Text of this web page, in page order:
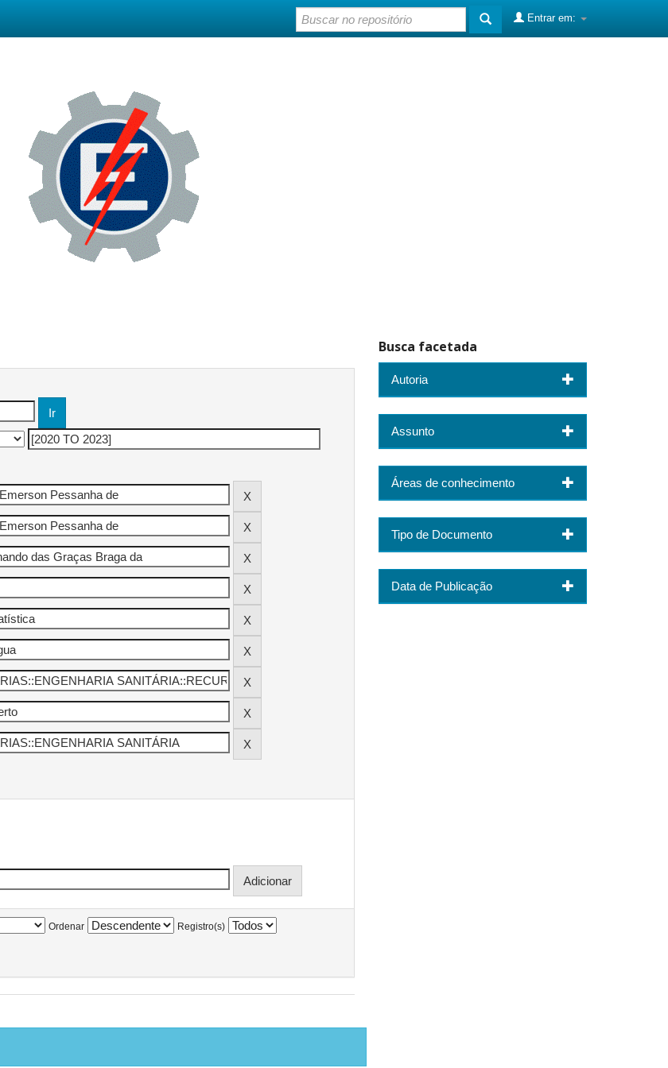
Entrar em:
Ordenar Registro(s)
Busca facetada
Autoria
Assunto
Áreas de conhecimento
Tipo de Documento
Data de Publicação